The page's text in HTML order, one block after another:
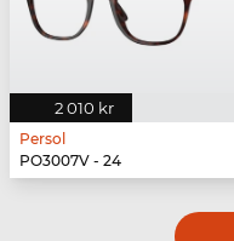
2 010 kr
Persol
PO3007V - 24